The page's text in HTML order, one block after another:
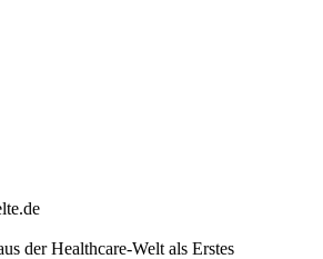
der Healthcare-Welt als Erstes